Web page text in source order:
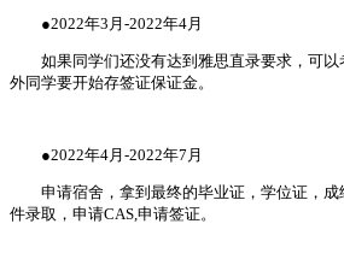
●2022年3月-2022年4月
如果同学们还没有达到雅思直录要求，可以
外同学要开始存签证保证金。
●2022年4月-2022年7月
申请宿舍，拿到最终的毕业证，学位证，成
件录取，申请CAS,申请签证。